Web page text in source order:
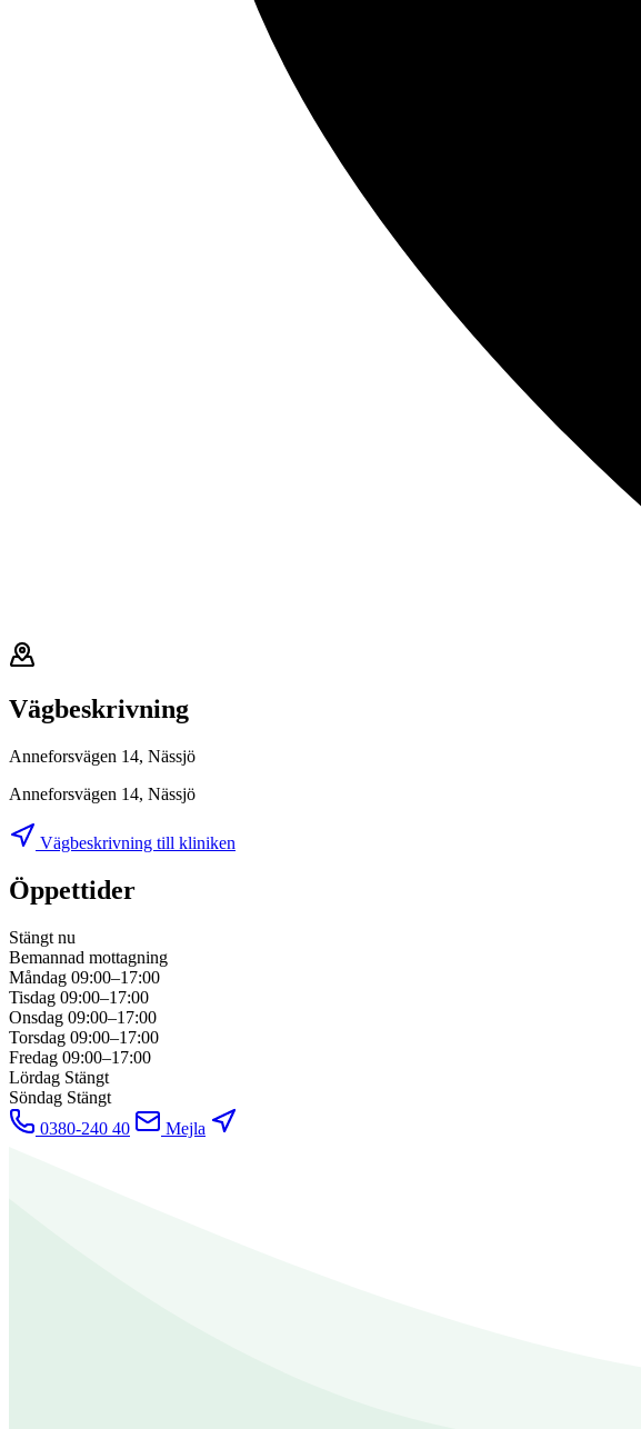
Vägbeskrivning
Anneforsvägen 14, Nässjö
Anneforsvägen 14, Nässjö
Vägbeskrivning till kliniken
Öppettider
Stängt nu
Bemannad mottagning
Måndag 09:00–17:00
Tisdag 09:00–17:00
Onsdag 09:00–17:00
Torsdag 09:00–17:00
Fredag 09:00–17:00
Lördag Stängt
Söndag Stängt
0380-240 40
Mejla